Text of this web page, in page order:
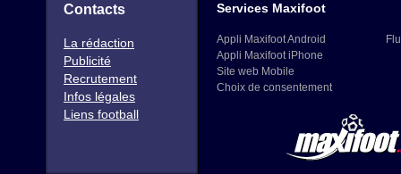
Contacts
La rédaction
Publicité
Recrutement
Infos légales
Liens football
Services Maxifoot
Appli Maxifoot Android
Appli Maxifoot iPhone
Site web Mobile
Choix de consentement